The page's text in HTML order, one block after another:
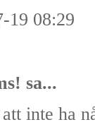
19 08:29
sa...
inte ha